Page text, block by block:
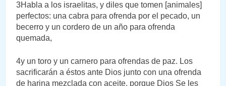
3Habla a los israelitas, y diles que tomen [animales]
perfectos: una cabra para ofrenda por el pecado, un
becerro y un cordero de un año para ofrenda
quemada,
4y un toro y un carnero para ofrendas de paz. Los
sacrificarán a éstos ante Dios junto con una ofrenda
de harina mezclada con aceite, porque Dios Se les